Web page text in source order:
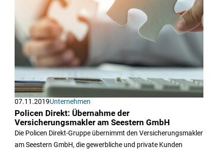
07.11.2019Unternehmen
Policen Direkt: Übernahme der
Versicherungsmakler am Seestern GmbH
Die Policen Direkt-Gruppe übernimmt den Versicherungsmakler
am Seestern GmbH, die gewerbliche und private Kunden